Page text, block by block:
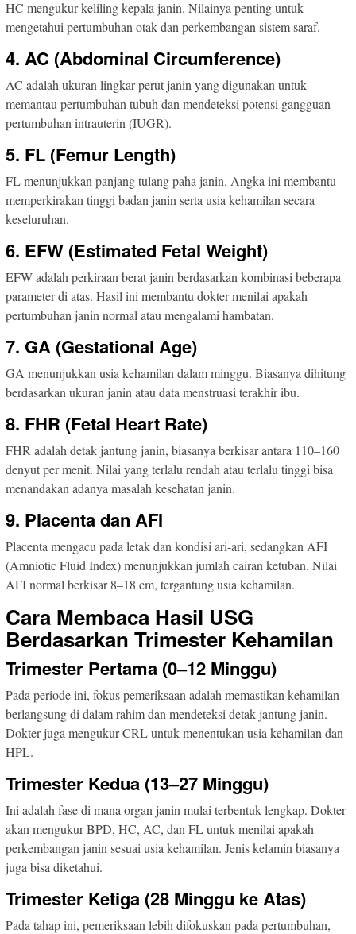
HC mengukur keliling kepala janin. Nilainya penting untuk
mengetahui pertumbuhan otak dan perkembangan sistem saraf.
4. AC (Abdominal Circumference)
AC adalah ukuran lingkar perut janin yang digunakan untuk
memantau pertumbuhan tubuh dan mendeteksi potensi gangguan
pertumbuhan intrauterin (IUGR).
5. FL (Femur Length)
FL menunjukkan panjang tulang paha janin. Angka ini membantu
memperkirakan tinggi badan janin serta usia kehamilan secara
keseluruhan.
6. EFW (Estimated Fetal Weight)
EFW adalah perkiraan berat janin berdasarkan kombinasi beberapa
parameter di atas. Hasil ini membantu dokter menilai apakah
pertumbuhan janin normal atau mengalami hambatan.
7. GA (Gestational Age)
GA menunjukkan usia kehamilan dalam minggu. Biasanya dihitung
berdasarkan ukuran janin atau data menstruasi terakhir ibu.
8. FHR (Fetal Heart Rate)
FHR adalah detak jantung janin, biasanya berkisar antara 110–160
denyut per menit. Nilai yang terlalu rendah atau terlalu tinggi bisa
menandakan adanya masalah kesehatan janin.
9. Placenta dan AFI
Placenta mengacu pada letak dan kondisi ari-ari, sedangkan AFI
(Amniotic Fluid Index) menunjukkan jumlah cairan ketuban. Nilai
AFI normal berkisar 8–18 cm, tergantung usia kehamilan.
Cara Membaca Hasil USG
Berdasarkan Trimester Kehamilan
Trimester Pertama (0–12 Minggu)
Pada periode ini, fokus pemeriksaan adalah memastikan kehamilan
berlangsung di dalam rahim dan mendeteksi detak jantung janin.
Dokter juga mengukur CRL untuk menentukan usia kehamilan dan
HPL.
Trimester Kedua (13–27 Minggu)
Ini adalah fase di mana organ janin mulai terbentuk lengkap. Dokter
akan mengukur BPD, HC, AC, dan FL untuk menilai apakah
perkembangan janin sesuai usia kehamilan. Jenis kelamin biasanya
juga bisa diketahui.
Trimester Ketiga (28 Minggu ke Atas)
Pada tahap ini, pemeriksaan lebih difokuskan pada pertumbuhan,